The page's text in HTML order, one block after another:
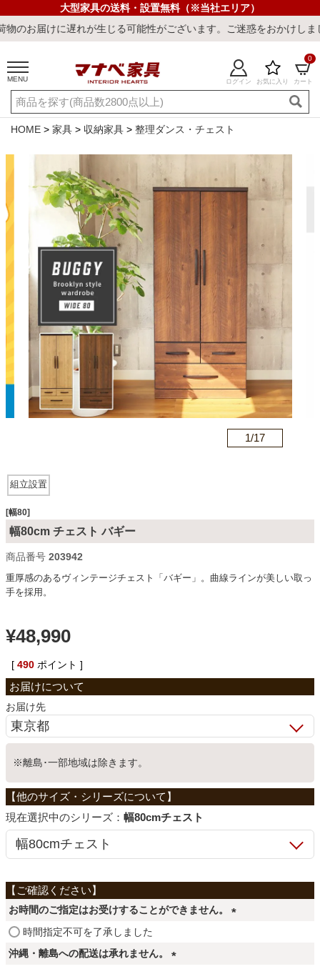
大型家具の送料・設置無料（※当社エリア）
じる可能性がございます。ご迷惑をおかけしまして誠に申し訳ご
MENU ログイン お気に入り カート
0
ご利用ガイド 新規会員登録
店舗一覧 閲覧履歴
キーワード・商品番号で探す
最短発送 冷感ラグ 冷感寝具 ワークデスク ウィルトンラ
ソファ
椅子・チェア
ベッド
収納家具
学習机
ホームオフィス
寝具
HOME 家具 収納家具 整理ダンス・チェスト
1/17
組立設置
[幅80]
幅80cm チェスト バギー
商品番号 203942
重厚感のあるヴィンテージチェスト「バギー」。曲線ラインが美しい取っ
手を採用。
¥48,990
[ 490 ポイント ]
お届け先
※離島･一部地域は除きます。
シリーズ： 幅80cmチェスト
お時間のご指定はお受けすることができません。
時間指定不可を了承しました
沖縄・離島への配送は承れません。